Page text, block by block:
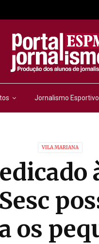
Jornalismo Esportivo
VILA MARIANA
os